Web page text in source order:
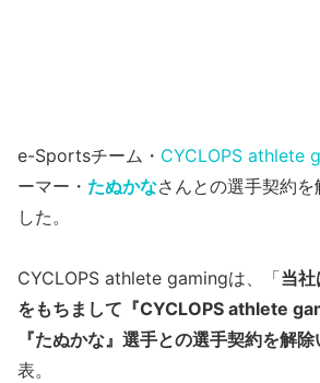
e-Sportsチーム・ CYCLOPS athlete
ーマー・ たぬかなさんとの選手契約
した。
CYCLOPS athlete gamingは、「当
をもちまして『CYCLOPS athlete
『たぬかな』選手との選手契約を解除
表。